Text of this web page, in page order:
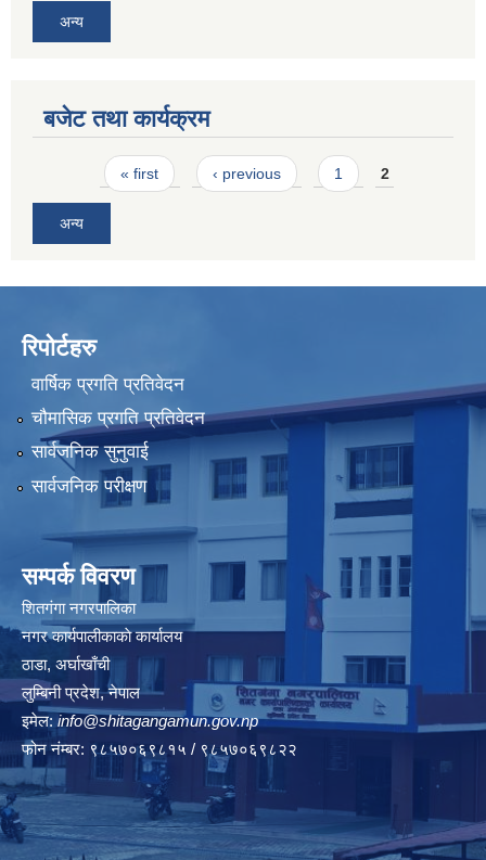
अन्य
बजेट तथा कार्यक्रम
Pages« first ‹ previous 1 2
अन्य
रिपोर्टहरु
वार्षिक प्रगति प्रतिवेदन
चौमासिक प्रगति प्रतिवेदन
सार्वजनिक सुनुवाई
सार्वजनिक परीक्षण
सम्पर्क विवरण
शितगंगा नगरपालिका
नगर कार्यपालीकाकाे कार्यालय
ठाडा, अर्घाखाँची
लुम्बिनी प्रदेश, नेपाल
इमेल: info@shitagangamun.gov.np
फोन नंम्बर: ९८५७०६९८१५ / ९८५७०६९८२२